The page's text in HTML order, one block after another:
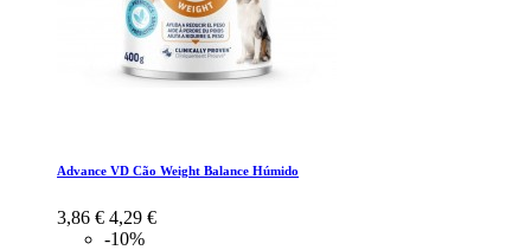
Advance VD Cão Weight Balance Húmido
3,86 € 4,29 €
-10%